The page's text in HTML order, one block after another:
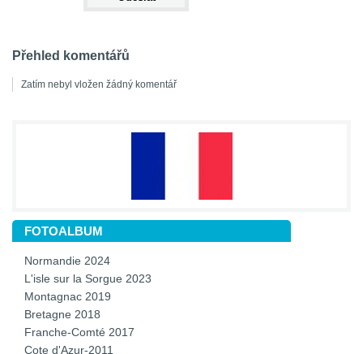
Přehled komentářů
Zatím nebyl vložen žádný komentář
FOTOALBUM
Normandie 2024
L'isle sur la Sorgue 2023
Montagnac 2019
Bretagne 2018
Franche-Comté 2017
Cote d'Azur-2011